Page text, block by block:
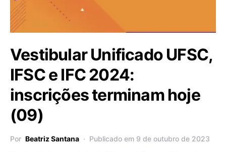
Vestibular Unificado UFSC,
IFSC e IFC 2024:
inscrições terminam hoje
(09)
Por Beatriz Santana Publicado em 9 de outubro de 2023